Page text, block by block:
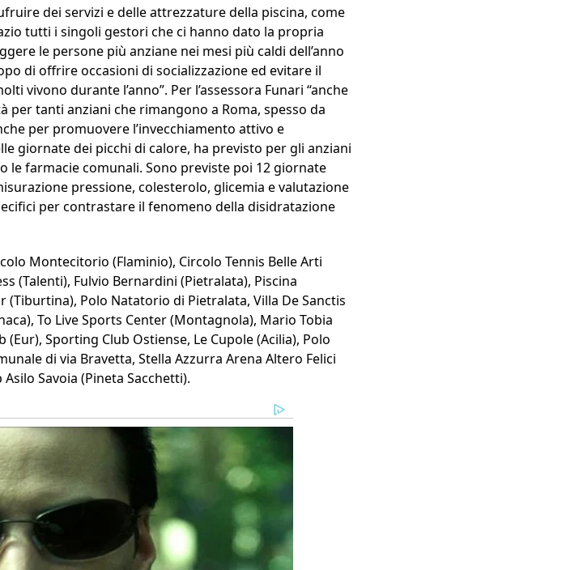
dei servizi e delle attrezzature della piscina, come
tutti i singoli gestori che ci hanno dato la propria
le persone più anziane nei mesi più caldi dell’anno
di offrire occasioni di socializzazione ed evitare il
vivono durante l’anno”. Per l’assessora Funari “anche
per tanti anziani che rimangono a Roma, spesso da
per promuovere l’invecchiamento attivo e
giornate dei picchi di calore, ha previsto per gli anziani
le farmacie comunali. Sono previste poi 12 giornate
pressione, colesterolo, glicemia e valutazione
per contrastare il fenomeno della disidratazione
Montecitorio (Flaminio), Circolo Tennis Belle Arti
(Talenti), Fulvio Bernardini (Pietralata), Piscina
Polo Natatorio di Pietralata, Villa De Sanctis
To Live Sports Center (Montagnola), Mario Tobia
Sporting Club Ostiense, Le Cupole (Acilia), Polo
di via Bravetta, Stella Azzurra Arena Altero Felici
Savoia (Pineta Sacchetti).